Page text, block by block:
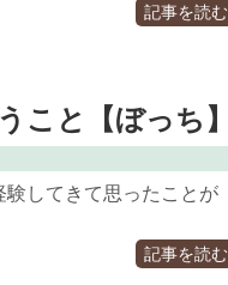
記事を読む
こと【ぼっち】
してきて思ったことが
記事を読む